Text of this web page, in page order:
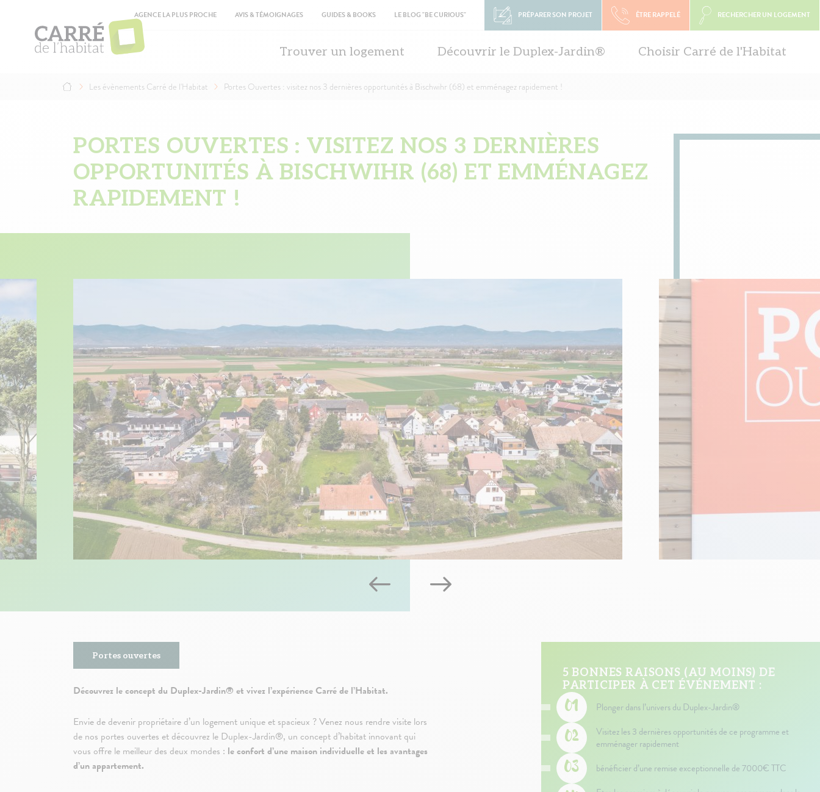
AGENCE LA PLUS PROCHE AVIS & TÉMOIGNAGES GUIDES & BOOKS LE BLOG "BE CURIOUS" PRÉPARER SON PROJET ÊTRE RAPPELÉ RECHERCHER UN LOGEMENT
navigation
Trouver un logement Découvrir le Duplex-Jardin® Choisir Carré de l'Habitat
Les évènements Carré de l'Habitat Portes Ouvertes : visitez nos 3 dernières opportunités à Bischwihr (68) et emménagez rapidement !
PORTES OUVERTES : VISITEZ NOS 3 DERNIÈRES
OPPORTUNITÉS À BISCHWIHR (68) ET EMMÉNAGEZ
RAPIDEMENT !
Portes ouvertes
Découvrez le concept du Duplex-Jardin® et vivez l’expérience Carré de l’Habitat.
Envie de devenir propriétaire d’un logement unique et spacieux ? Venez nous rendre visite lors
de nos portes ouvertes et découvrez le Duplex-Jardin®, un concept d’habitat innovant qui
vous offre le meilleur des deux mondes : le confort d’une maison individuelle et les avantages
d’un appartement.
5 BONNES RAISONS (AU MOINS) DE
PARTICIPER À CET ÉVÉNEMENT :
Plonger dans l’univers du Duplex-Jardin®
Visitez les 3 dernières opportunités de ce programme et
emménager rapidement
bénéficier d’une remise exceptionnelle de 7000€ TTC